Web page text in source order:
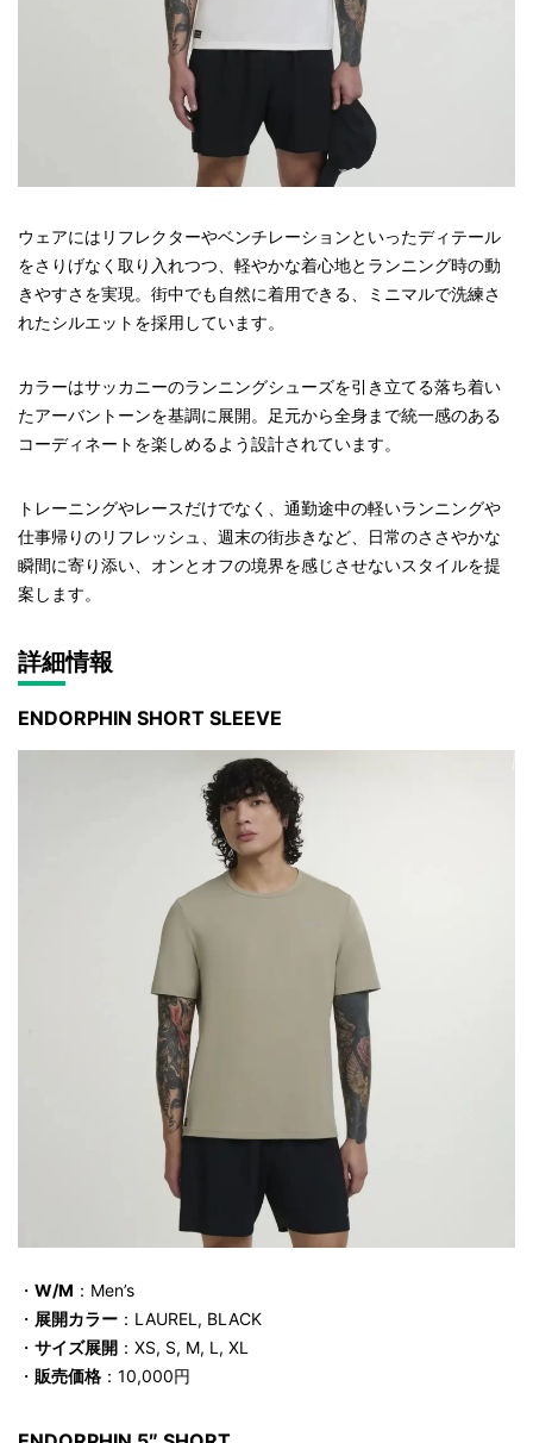
ウェアにはリフレクターやベンチレーションといったディテール
をさりげなく取り入れつつ、軽やかな着心地とランニング時の動
きやすさを実現。街中でも自然に着用できる、ミニマルで洗練さ
れたシルエットを採用しています。
カラーはサッカニーのランニングシューズを引き立てる落ち着い
たアーバントーンを基調に展開。足元から全身まで統一感のある
コーディネートを楽しめるよう設計されています。
トレーニングやレースだけでなく、通勤途中の軽いランニングや
仕事帰りのリフレッシュ、週末の街歩きなど、日常のささやかな
瞬間に寄り添い、オンとオフの境界を感じさせないスタイルを提
案します。
詳細情報
ENDORPHIN SHORT SLEEVE
・ W/M ：Men’s
・ 展開カラー ：LAUREL, BLACK
・ サイズ展開 ：XS, S, M, L, XL
・ 販売価格 ：10,000円